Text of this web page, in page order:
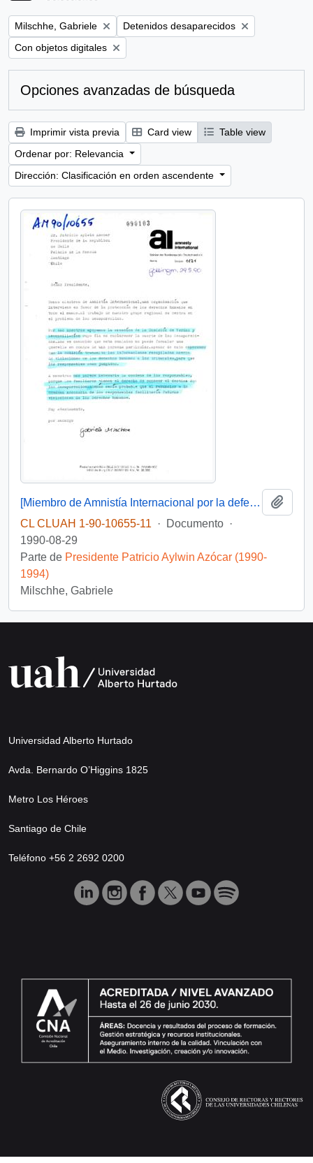
Remove filter:
Milschhe, Gabriele Remove filter:
Detenidos desaparecidos
Remove filter:
Con objetos digitales
Opciones avanzadas de búsqueda
Imprimir vista previa Card view
Table view
Ordenar por: Relevancia
Dirección: Clasificación en orden ascendente
[Miembro de Amnistía Internacional por la defensa de los detenidos desaparecidos en Chile felicita por la creación de la Comisión de de Verdad y Reconciliación]
CL CLUAH 1-90-10655-11
· Documento ·
1990-08-29
Parte de Presidente Patricio Aylwin Azócar (1990-
1994)
Milschhe, Gabriele
Universidad Alberto Hurtado
Avda. Bernardo O’Higgins 1825
Metro Los Héroes
Santiago de Chile
Teléfono +56 2 2692 0200